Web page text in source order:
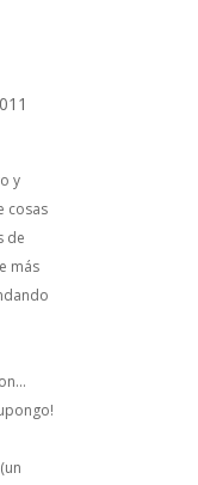
y
cosas
de
más